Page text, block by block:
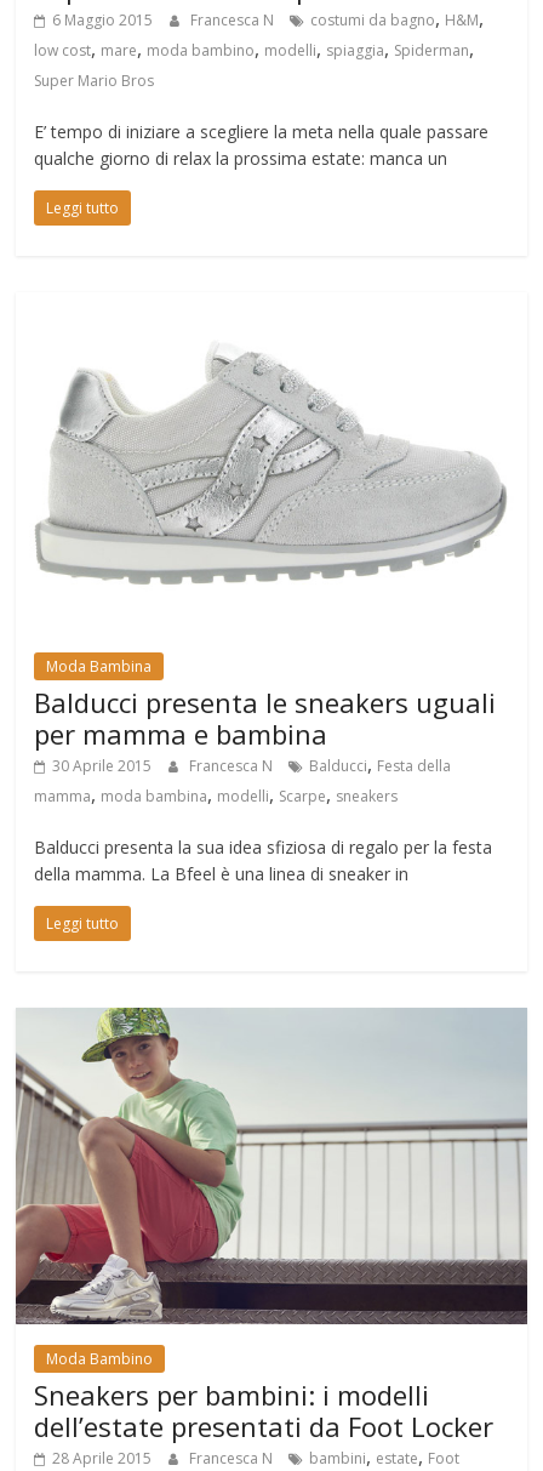
6 Maggio 2015 Francesca N costumi da bagno, H&M,
low cost, mare, moda bambino, modelli, spiaggia, Spiderman,
Super Mario Bros
E’ tempo di iniziare a scegliere la meta nella quale passare
qualche giorno di relax la prossima estate: manca un
Leggi tutto
Moda Bambina
Balducci presenta le sneakers uguali
per mamma e bambina
30 Aprile 2015 Francesca N Balducci, Festa della
mamma, moda bambina, modelli, Scarpe, sneakers
Balducci presenta la sua idea sfiziosa di regalo per la festa
della mamma. La Bfeel è una linea di sneaker in
Leggi tutto
Moda Bambino
Sneakers per bambini: i modelli
dell’estate presentati da Foot Locker
28 Aprile 2015 Francesca N bambini, estate, Foot